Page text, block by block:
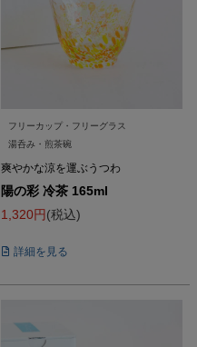
フリーカップ・フリーグラス
湯呑み・煎茶碗
爽やかな涼を運ぶうつわ
陽の彩 冷茶 165ml
1,320
税込
詳細を見る